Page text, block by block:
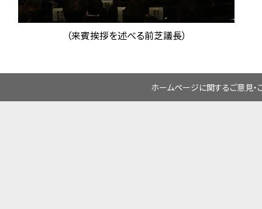
（来賓挨拶を述べる前芝議長）
ホームページに関するご意見・